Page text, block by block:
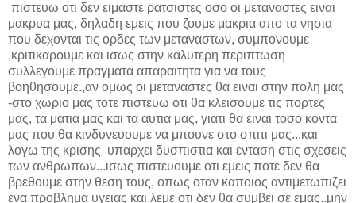
πιστευω οτι δεν ειμαστε ρατσιστες οσο οι μεταναστες ειναι
μακρυα μας, δηλαδη εμεις που ζουμε μακρια απο τα νησια
που δεχονται τις ορδες των μεταναστων, συμπονουμε
,κριτικαρουμε και ισως στην καλυτερη περιπτωση
συλλεγουμε πραγματα απαραιτητα για να τους
βοηθησουμε.,αν ομως οι μεταναστες θα ειναι στην πολη μας
-στο χωριο μας τοτε πιστευω οτι θα κλεισουμε τις πορτες
μας, τα ματια μας και τα αυτια μας, γιατι θα ειναι τοσο κοντα
μας που θα κινδυνευουμε να μπουνε στο σπιτι μας...και
λογω της κρισης υπαρχει δυσπιστια και ενταση στις σχεσεις
των ανθρωπων...ισως πιστευουμε οτι εμεις ποτε δεν θα
βρεθουμε στην θεση τους, οπως οταν καποιος αντιμετωπιζει
ενα προβλημα υγειας και λεμε οτι δεν θα συμβει σε εμας..μην